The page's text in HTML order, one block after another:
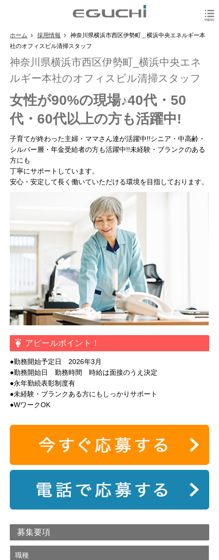
ホーム 採用情報
神奈川県横浜市西区伊勢町＿横浜中央エネルギー本
社のオフィスビル清掃スタッフ
神奈川県横浜市西区伊勢町_横浜中央エネ
ルギー本社のオフィスビル清掃スタッフ
女性が90%の現場♪40代・50
代・60代以上の方も活躍中!
子育てが終わった主婦・ママさん達が活躍中!!シニア・中高齢・
シルバー層・年金受給者の方も活躍中!!未経験・ブランクのある
方にも
丁寧にサポートしています。
安心・安定して長く働いていただける環境を目指しております。
アピールポイント！
●勤務開始予定日 2026年3月
●勤務開始日 勤務時間 時給は面接のうえ決定
●永年勤続表彰制度有
●未経験・ブランクある方にもしっかりサポート
●WワークOK
募集要項
職種